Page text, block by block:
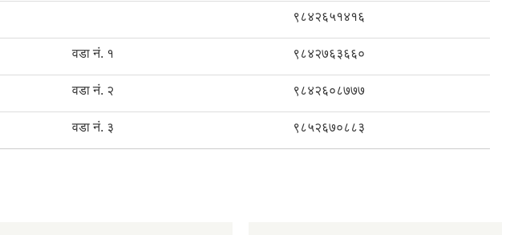
९८४२६५१४१६
वडा नं. १ ९८४२७६३६६०
वडा नं. २ ९८४२६०८७७७
वडा नं. ३ ९८५२६७०८८३